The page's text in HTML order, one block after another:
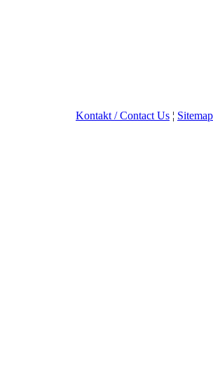
Kontakt / Contact Us ¦ Sitemap